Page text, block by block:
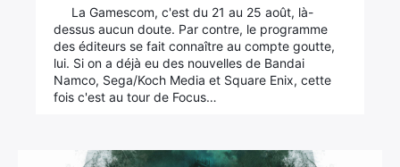
La Gamescom, c'est du 21 au 25 août, là-
dessus aucun doute. Par contre, le programme
des éditeurs se fait connaître au compte goutte,
lui. Si on a déjà eu des nouvelles de Bandai
Namco, Sega/Koch Media et Square Enix, cette
fois c'est au tour de Focus…